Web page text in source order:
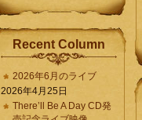
Recent Column
2026年6月のライブ
2026年4月25日
There’ll Be A Day CD発